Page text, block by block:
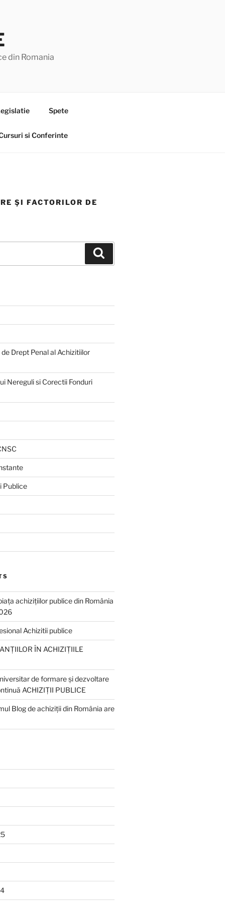
din Romania
Spete
si Conferinte
ŞI FACTORILOR DE
Drept Penal al Achizitiilor
Nereguli si Corectii Fonduri
Publice
achizițiilor publice din România
Achizitii publice
ÎN ACHIZIȚIILE
de formare și dezvoltare
ACHIZIȚII PUBLICE
Blog de achiziții din România are